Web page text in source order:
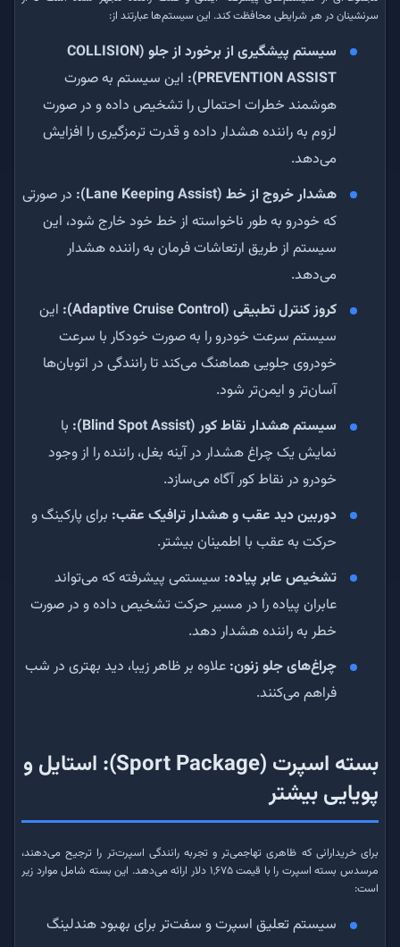
سرنشینان در هر شرایطی محافظت کند. این سیستم‌ها عبارتند از:
سیستم پیشگیری از برخورد از جلو (COLLISION
PREVENTION ASSIST):
این سیستم به صورت
هوشمند خطرات احتمالی را تشخیص داده و در صورت
لزوم به راننده هشدار داده و قدرت ترمزگیری را افزایش
می‌دهد.
هشدار خروج از خط (Lane Keeping Assist):
در صورتی
که خودرو به طور ناخواسته از خط خود خارج شود، این
سیستم از طریق ارتعاشات فرمان به راننده هشدار
می‌دهد.
کروز کنترل تطبیقی (Adaptive Cruise Control):
این
سیستم سرعت خودرو را به صورت خودکار با سرعت
خودروی جلویی هماهنگ می‌کند تا رانندگی در اتوبان‌ها
آسان‌تر و ایمن‌تر شود.
سیستم هشدار نقاط کور (Blind Spot Assist):
با
نمایش یک چراغ هشدار در آینه بغل، راننده را از وجود
خودرو در نقاط کور آگاه می‌سازد.
دوربین دید عقب و هشدار ترافیک عقب: برای پارکینگ و
حرکت به عقب با اطمینان بیشتر.
تشخیص عابر پیاده: سیستمی پیشرفته که می‌تواند
عابران پیاده را در مسیر حرکت تشخیص داده و در صورت
خطر به راننده هشدار دهد.
چراغ‌های جلو زنون: علاوه بر ظاهر زیبا، دید بهتری در شب
فراهم می‌کنند.
بسته اسپرت (Sport Package): استایل و
پویایی بیشتر
برای خریدارانی که ظاهری تهاجمی‌تر و تجربه رانندگی اسپرت‌تر را ترجیح می‌دهند،
مرسدس بسته اسپرت را با قیمت ۱,۶۷۵ دلار ارائه می‌دهد. این بسته شامل موارد زیر
است:
سیستم تعلیق اسپرت و سفت‌تر برای بهبود هندلینگ